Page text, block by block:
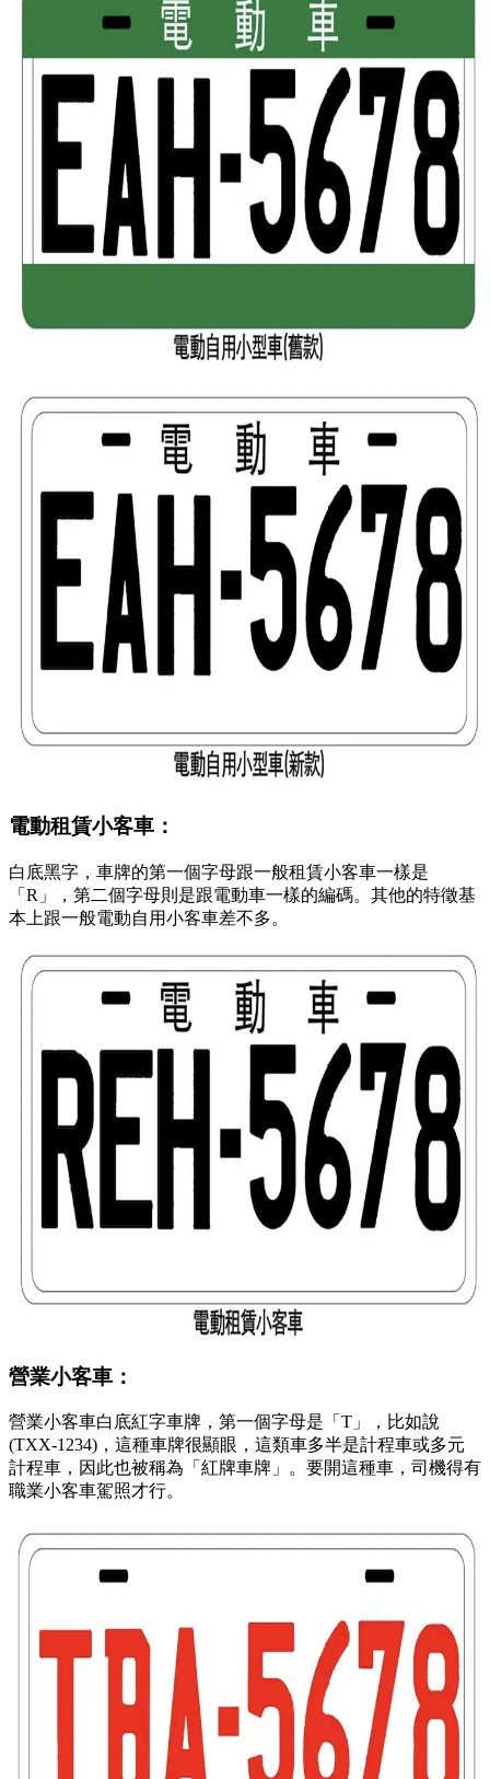
電動租賃小客車：
白底黑字，車牌的第一個字母跟一般租賃小客車一樣是
「R」，第二個字母則是跟電動車一樣的編碼。其他的特徵基
本上跟一般電動自用小客車差不多。
營業小客車：
營業小客車白底紅字車牌，第一個字母是「T」，比如說
(TXX-1234)，這種車牌很顯眼，這類車多半是計程車或多元
計程車，因此也被稱為「紅牌車牌」。要開這種車，司機得有
職業小客車駕照才行。